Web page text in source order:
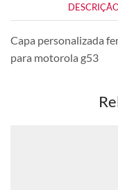
Capa personalizada
para motorola g53